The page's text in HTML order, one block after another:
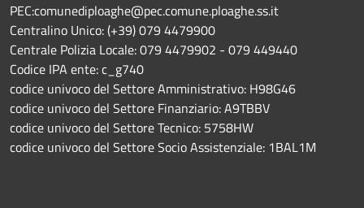
PEC:comunediploaghe@pec.comune.ploaghe.ss.it
Centralino Unico: (+39) 079 4479900
Centrale Polizia Locale: 079 4479902 - 079 449440
Codice IPA ente: c_g740
codice univoco del Settore Amministrativo: H98G46
codice univoco del Settore Finanziario: A9TBBV
codice univoco del Settore Tecnico: 5758HW
codice univoco del Settore Socio Assistenziale: 1BAL1M